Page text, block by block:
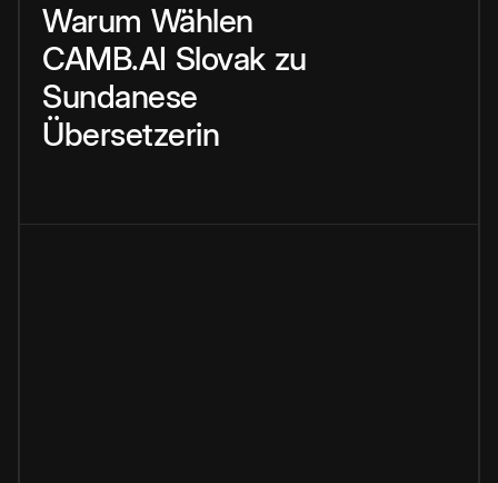
Warum Wählen
CAMB.AI Slovak zu
Sundanese
Übersetzerin